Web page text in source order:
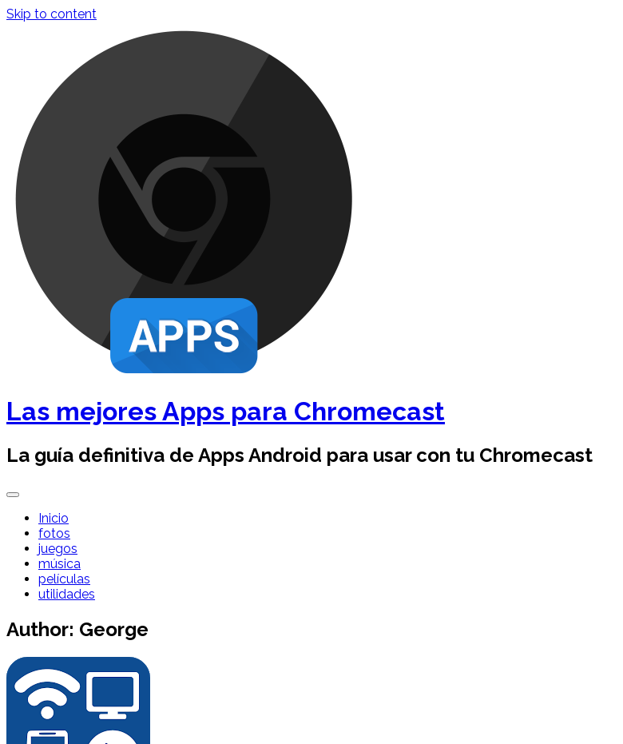
Skip to content
Las mejores Apps para Chromecast
La guía definitiva de Apps Android para usar con tu Chromecast
Inicio
fotos
juegos
música
películas
utilidades
Author: George